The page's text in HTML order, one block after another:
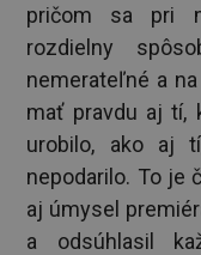
pričom sa pri
rozdielny
nemerateľné a
mať pravdu aj tí,
urobilo, ako aj
nepodarilo. To je
aj úmysel
a odsúhlasil